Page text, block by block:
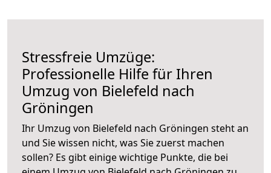
Stressfreie Umzüge:
Professionelle Hilfe für Ihren
Umzug von Bielefeld nach
Gröningen
Ihr Umzug von Bielefeld nach Gröningen steht an
und Sie wissen nicht, was Sie zuerst machen
sollen? Es gibt einige wichtige Punkte, die bei